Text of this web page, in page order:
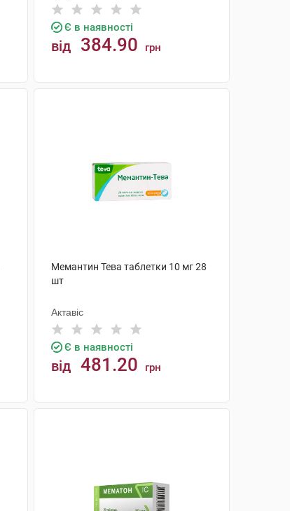
Є в наявності
від 384.90 грн
Мемантин Тева таблетки 10 мг 28
шт
Актавіс
Є в наявності
від 481.20 грн